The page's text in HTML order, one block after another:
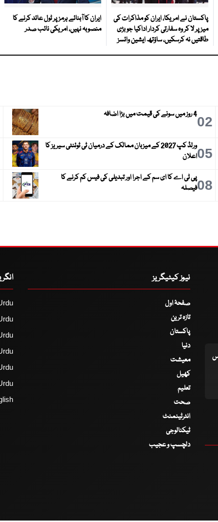
پاکستان نے امریکا، ایران کو مذاکرات کی
میز پر لا کر وہ سفارتی کردار اداکیا جو بڑی
طاقتیں نہ کرسکیں، ساؤتھ ایشین وائسز
ایران کا آبنائے ہرمز پر ٹول عائد کرنے کا
منصوبہ نہیں، امریکی نائب صدر
024 روز میں سونے کی قیمت میں بڑا اضافہ
05
ورلڈ کپ 2027 کے میزبان ممالک کے درمیان ٹی ٹوئنٹی سیریز کا
اعلان
08پی ٹی اے کا ای سم کے اجرا اور تبدیلی کی فیس کم کرنے کا
فیصلہ
نیوز کیٹیگریز
صفحۂ اول
تازہ ترین
پاکستان
دنیا
معیشت
کھیل
تعلیم
صحت
انٹرٹینمنٹ
ٹیکنالوجی
دلچسپ و عجیب